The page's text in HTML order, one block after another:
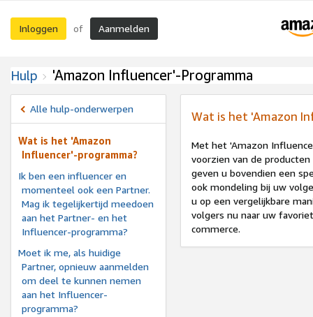
Inloggen of Aanmelden
Hulp 'Amazon Influencer'-Programma
Alle hulp-onderwerpen
Wat is het 'Amazon
Influencer'-programma?
Ik ben een influencer en
momenteel ook een Partner.
Mag ik tegelijkertijd meedoen
aan het Partner- en het
Influencer-programma?
Moet ik me, als huidige
Partner, opnieuw aanmelden
om deel te kunnen nemen
aan het Influencer-
programma?
Wat is het 'Amazon
Met het 'Amazon
voorzien van de
geven u bovendien een
ook mondeling bij uw
u op een vergelijkbare
volgers nu naar uw
commerce.